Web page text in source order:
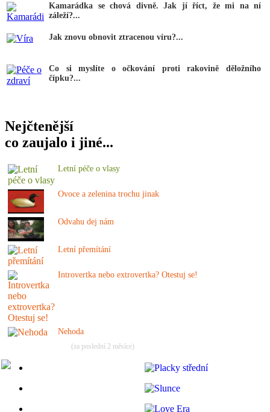
Kamarádka se chová divně. Jak jí říct, že mi na ní
záleží?...
Jak znovu obnovit ztracenou víru?...
Co si myslíte o očkování proti rakovině děložního
čípku?...
Nejčtenější
co zaujalo i jiné...
Letní péče o vlasy
Ovoce a zelenina trochu jinak
Odvahu dej nám
Letní přemítání
Introvertka nebo extrovertka? Otestuj se!
Nehoda
(za poslední 2 měsíce)